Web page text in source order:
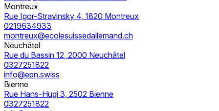
Montreux
Rue Igor-Stravinsky 4, 1820 Montreux
0219634933
montreux@ecolesuissedallemand.ch
Neuchâtel
Rue du Bassin 12, 2000 Neuchâtel
0327251822
info@epn.swiss
Bienne
Rue Hans-Hugi 3, 2502 Bienne
0327251822